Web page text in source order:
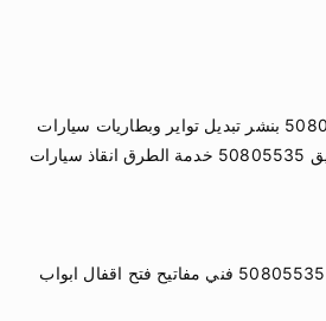
خدمة المساعدة على الطريق 50805535 خدمة الطرق انقاذ سيارات
فتح ابواب سيارات الكويت 50805535 فني مفاتيح فتح اقفال ابواب